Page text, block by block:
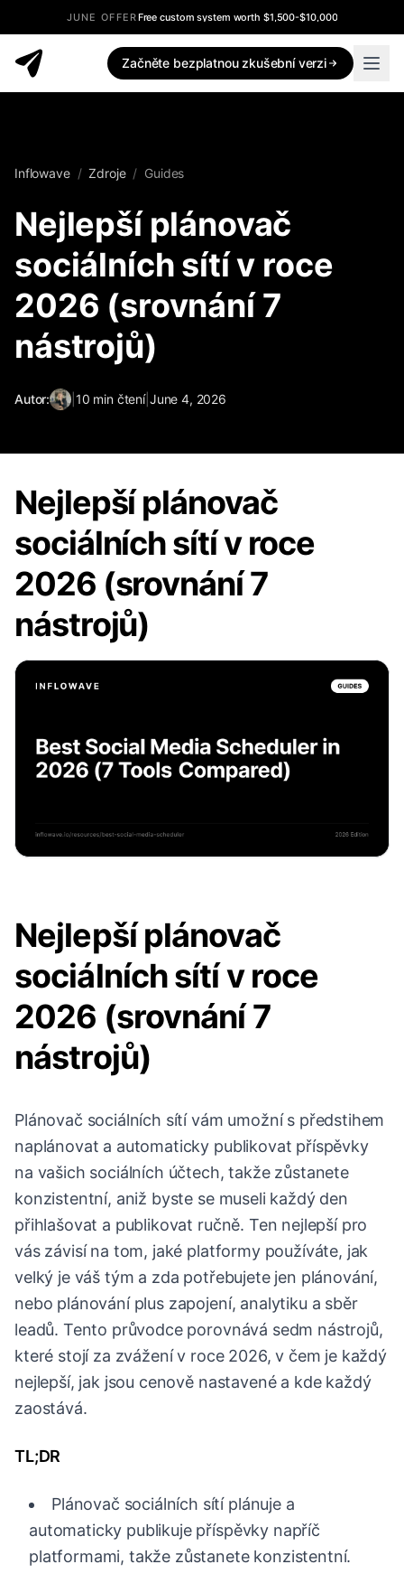
JUNE OFFERFree custom system worth $1,500-$10,000
Začněte bezplatnou zkušební verzi
Inflowave / Zdroje / Guides
Nejlepší plánovač
sociálních sítí v roce
2026 (srovnání 7
nástrojů)
Autor: 10 min čtení| June 4, 2026
Nejlepší plánovač
sociálních sítí v roce
2026 (srovnání 7
nástrojů)
Nejlepší plánovač
sociálních sítí v roce
2026 (srovnání 7
nástrojů)
Plánovač sociálních sítí vám umožní s předstihem
naplánovat a automaticky publikovat příspěvky
na vašich sociálních účtech, takže zůstanete
konzistentní, aniž byste se museli každý den
přihlašovat a publikovat ručně. Ten nejlepší pro
vás závisí na tom, jaké platformy používáte, jak
velký je váš tým a zda potřebujete jen plánování,
nebo plánování plus zapojení, analytiku a sběr
leadů. Tento průvodce porovnává sedm nástrojů,
které stojí za zvážení v roce 2026, v čem je každý
nejlepší, jak jsou cenově nastavené a kde každý
zaostává.
TL;DR
Plánovač sociálních sítí plánuje a
automaticky publikuje příspěvky napříč
platformami, takže zůstanete konzistentní.